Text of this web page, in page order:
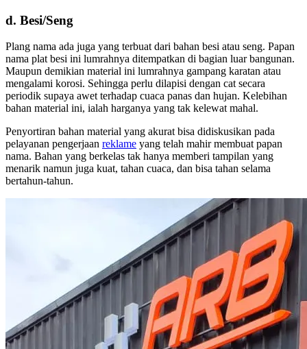
d. Besi/Seng
Plang nama ada juga yang terbuat dari bahan besi atau seng. Papan
nama plat besi ini lumrahnya ditempatkan di bagian luar bangunan.
Maupun demikian material ini lumrahnya gampang karatan atau
mengalami korosi. Sehingga perlu dilapisi dengan cat secara
periodik supaya awet terhadap cuaca panas dan hujan. Kelebihan
bahan material ini, ialah harganya yang tak kelewat mahal.
Penyortiran bahan material yang akurat bisa didiskusikan pada
pelayanan pengerjaan reklame yang telah mahir membuat papan
nama. Bahan yang berkelas tak hanya memberi tampilan yang
menarik namun juga kuat, tahan cuaca, dan bisa tahan selama
bertahun-tahun.